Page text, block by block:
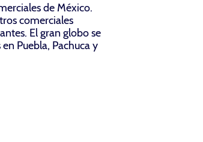
de México.
comerciales
El gran globo se
Puebla, Pachuca y